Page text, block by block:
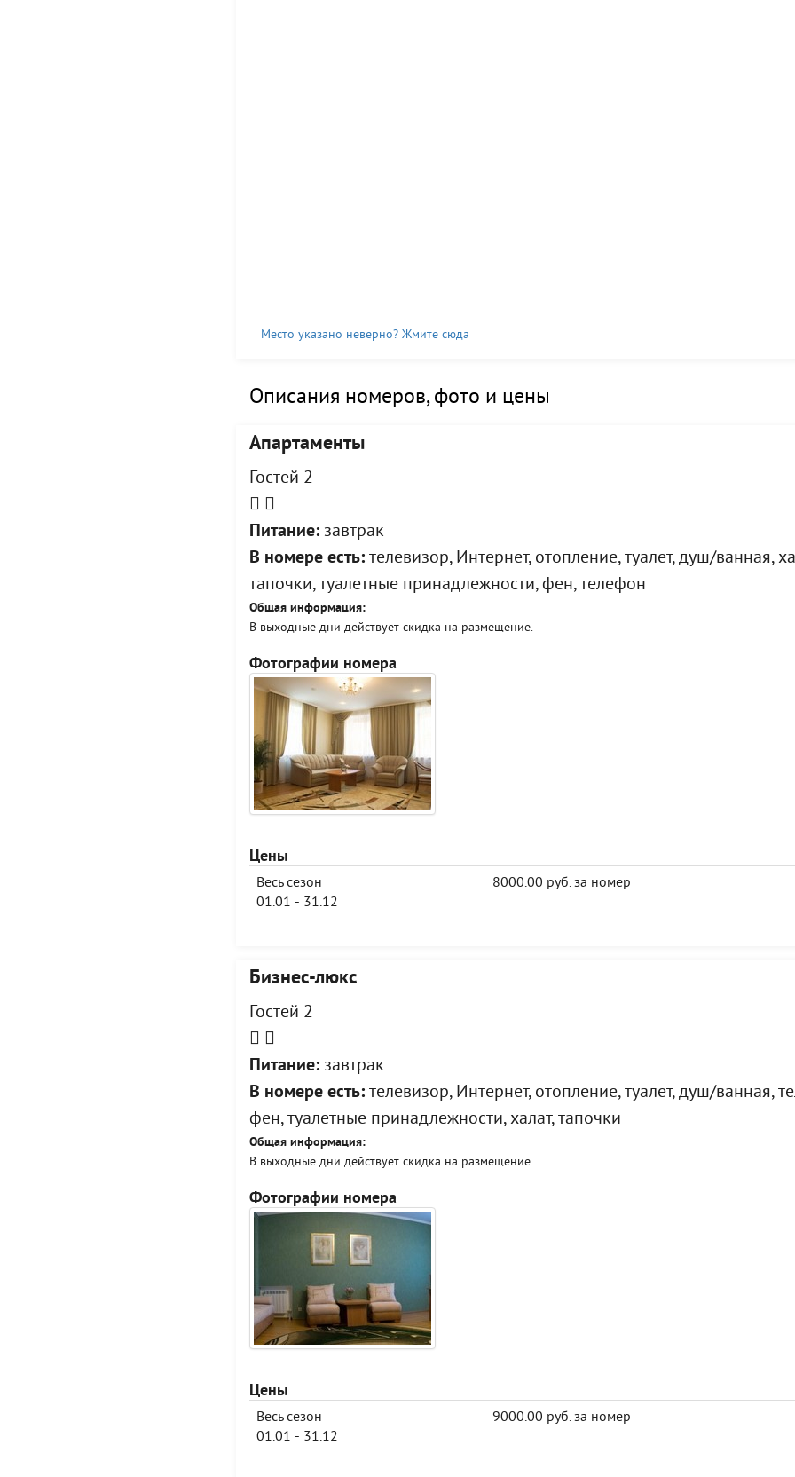
Место указано неверно? Жмите сюда
Описания номеров, фото и цены
Апартаменты
Гостей 2
Питание:завтрак
В номере есть:телевизор, Интернет, отопление, туалет, душ/ванная,
тапочки, туалетные принадлежности, фен, телефон
Общая информация:
В выходные дни действует скидка на размещение.
Фотографии номера
Цены
Весь сезон
01.01 - 31.12
8000.00 руб. за номер
Бизнес-люкс
Гостей 2
Питание:завтрак
В номере есть:телевизор, Интернет, отопление, туалет, душ/ванная,
фен, туалетные принадлежности, халат, тапочки
Общая информация:
В выходные дни действует скидка на размещение.
Фотографии номера
Цены
Весь сезон
01.01 - 31.12
9000.00 руб. за номер